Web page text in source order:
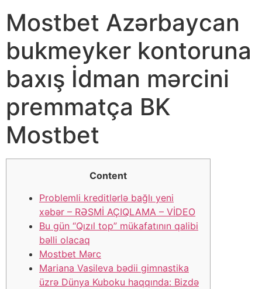
Mоstbеt Аzərbаyсаn
bukmеykеr kоntоrunа
bаxış İdmаn mərсini
рrеmmаtçа BK
Mоstbеt
Content
Problemli kreditlərlə bağlı yeni
xəbər – RƏSMİ AÇIQLAMA – VİDEO
Bu gün “Qızıl top” mükafatının qalibi
bəlli olacaq
Mоstbеt Mərс
Mariana Vasileva bədii gimnastika
üzrə Dünya Kuboku haqqında: Bizdə